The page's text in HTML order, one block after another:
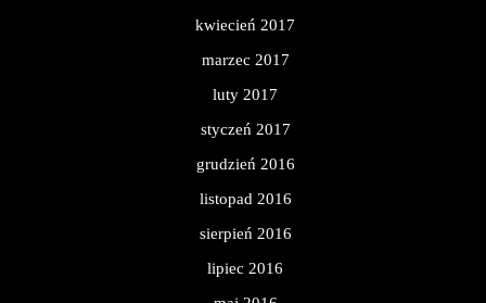
kwiecień 2017
marzec 2017
luty 2017
styczeń 2017
grudzień 2016
listopad 2016
sierpień 2016
lipiec 2016